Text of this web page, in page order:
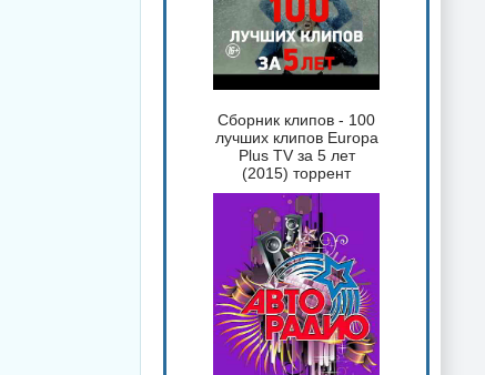
Сборник клипов - 100
лучших клипов Europa
Plus TV за 5 лет
(2015) торрент